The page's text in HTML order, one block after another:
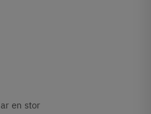
en stor